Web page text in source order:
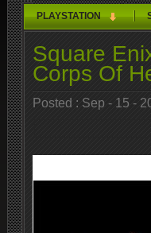
PLAYSTATION
Square
Corps Of
Posted : Sep - 15 -